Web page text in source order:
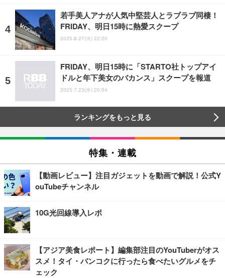
若手美人アナが人気中堅芸人とラブラブ同棲！
FRIDAY、明日15時に熱愛スクープ
2025.8.27(水) 22:20
FRIDAY、明日15時に「STARTO社トップアイ
ドルと年下美女のバカンス」スクープを報道
2025.7.23(水) 20:54
ランキングをもっと見る
特集・連載
【動画レビュー】注目ガジェットを動画で解説！公式Y
ouTubeチャンネル
10G光回線導入レポ
【アジア美食レポート】編集部注目のYouTuberがオス
スメ！タイ・バンコクに行ったら食べたいグルメをチ
ェック